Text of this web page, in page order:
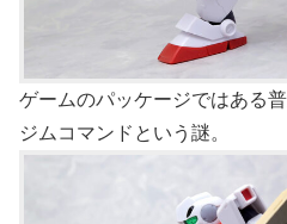
ゲームのパッケージではある
ジムコマンドという謎。